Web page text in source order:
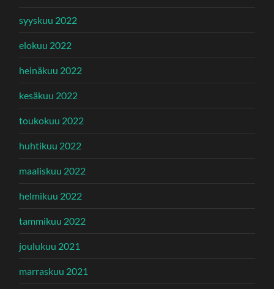
syyskuu 2022
elokuu 2022
heinäkuu 2022
kesäkuu 2022
toukokuu 2022
huhtikuu 2022
maaliskuu 2022
helmikuu 2022
tammikuu 2022
joulukuu 2021
marraskuu 2021